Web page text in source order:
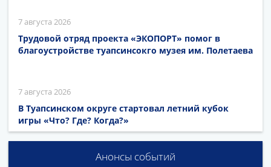
7 августа 2026
Трудовой отряд проекта «ЭКОПОРТ» помог в
благоустройстве туапсинсокго музея им. Полетаева
7 августа 2026
В Туапсинском округе стартовал летний кубок
игры «Что? Где? Когда?»
Анонсы событий